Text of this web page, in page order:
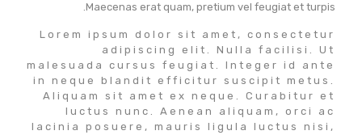
Maecenas erat quam, pretium vel feugiat et turpis.
Lorem ipsum dolor sit amet, consectetur
adipiscing elit. Nulla facilisi. Ut
malesuada cursus feugiat. Integer id ante
in neque blandit efficitur suscipit metus.
Aliquam sit amet ex neque. Curabitur et
luctus nunc. Aenean aliquam, orci ac
lacinia posuere, mauris ligula luctus nisi,